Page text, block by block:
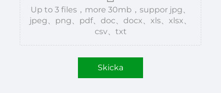
Up to 3 files，more 30mb，suppor jpg、
jpeg、png、pdf、doc、docx、xls、xlsx、
csv、txt
Skicka